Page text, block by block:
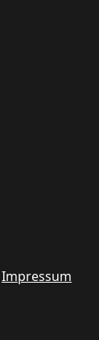
Impressum